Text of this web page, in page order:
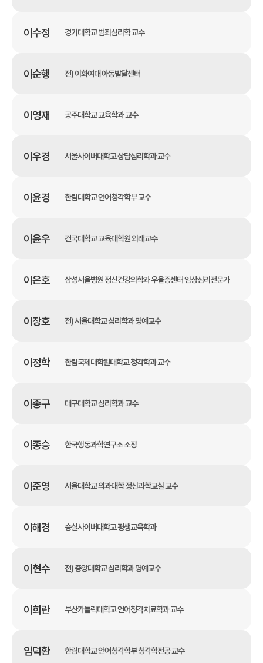
이수정 경기대학교 범죄심리학 교수
이순행 전) 이화여대 아동발달센터
이영재 공주대학교 교육학과 교수
이우경 서울사이버대학교 상담심리학과 교수
이윤경 한림대학교 언어청각학부 교수
이윤우 건국대학교 교육대학원 외래교수
이은호 삼성서울병원 정신건강의학과 우울증센터 임상심리전문가
이장호 전) 서울대학교 심리학과 명예교수
이정학 한림국제대학원대학교 청각학과 교수
이종구 대구대학교 심리학과 교수
이종승 한국행동과학연구소 소장
이준영 서울대학교 의과대학 정신과학교실 교수
이해경 숭실사이버대학교 평생교육학과
이현수 전) 중앙대학교 심리학과 명예교수
이희란 부산가톨릭대학교 언어청각치료학과 교수
임덕환 한림대학교 언어청각학부 청각학전공 교수